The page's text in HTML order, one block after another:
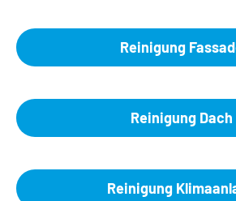
Reinigung
Reinigung Dach
Reinigung